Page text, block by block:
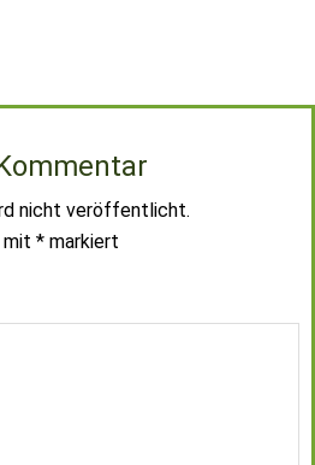
nicht veröffentlicht.
mit * markiert